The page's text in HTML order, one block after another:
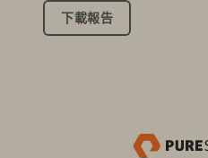
下載報告